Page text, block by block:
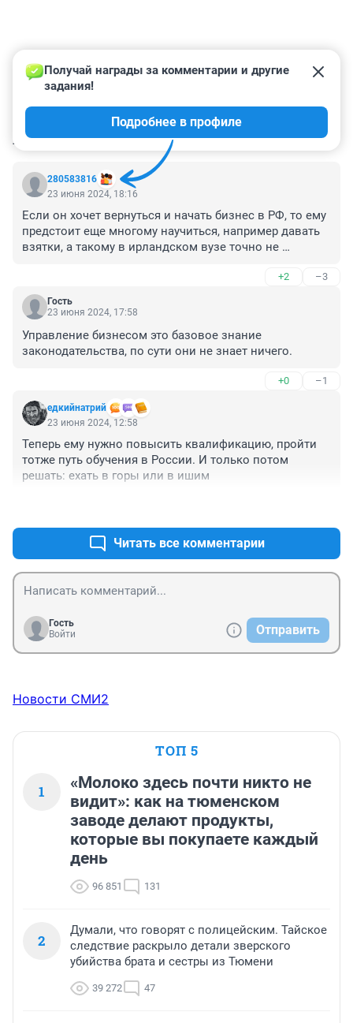
КОММЕНТАРИИ 3
280583816
Получай награды за комментарии и другие
задания!
Подробнее в профиле
23 июня 2024, 18:16
Если он хочет вернуться и начать бизнес в РФ, то ему
предстоит еще многому научиться, например давать
взятки, а такому в ирландском вузе точно не
+2 –3
Гость
23 июня 2024, 17:58
Управление бизнесом это базовое знание
законодательства, по сути они не знает ничего.
+0 –1
едкийнатрий
23 июня 2024, 12:58
Теперь ему нужно повысить квалификацию, пройти
тотже путь обучения в России. И только потом
решать: ехать в горы или в ишим
Читать все комментарии
Гость
Войти
Отправить
Новости СМИ2
ТОП 5
1
«Молоко здесь почти никто не
видит»: как на тюменском
заводе делают продукты,
которые вы покупаете каждый
день
96 851 131
2
Думали, что говорят с полицейским. Тайское
следствие раскрыло детали зверского
убийства брата и сестры из Тюмени
39 272 47